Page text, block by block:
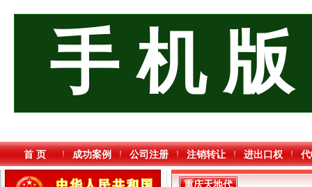
手 机 版
首 页 成功案例 公司注册 注销转让 进出口权
重庆天地代